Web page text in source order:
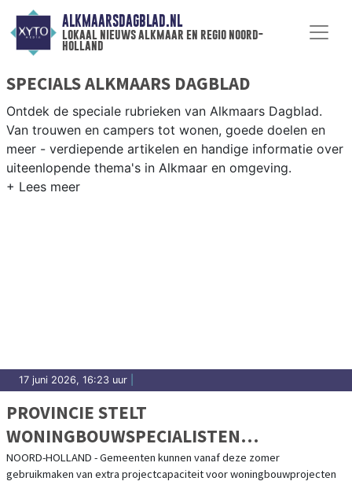
ALKMAARSDAGBLAD.NL
lokaal nieuws alkmaar en regio noord-
holland
SPECIALS ALKMAARS DAGBLAD
Ontdek de speciale rubrieken van Alkmaars Dagblad.
Van trouwen en campers tot wonen, goede doelen en
meer - verdiepende artikelen en handige informatie over
uiteenlopende thema's in Alkmaar en omgeving.
17 juni 2026, 16:23 uur
PROVINCIE STELT
WONINGBOUWSPECIALISTEN
BESCHIKBAAR VOOR GEMEENTEN
NOORD-HOLLAND - Gemeenten kunnen vanaf deze zomer
gebruikmaken van extra projectcapaciteit voor woningbouwprojecten